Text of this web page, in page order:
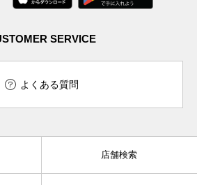
SERVICE
よくある質問
店舗検索